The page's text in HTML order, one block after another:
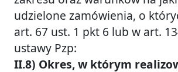
udzielone zamówienia, o
art. 67 ust. 1 pkt 6 lub w art.
ustawy Pzp:
II.8) Okres, w którym